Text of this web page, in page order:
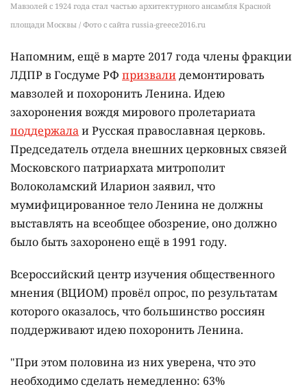
Мавзолей с 1924 года стал частью архитектурного ансамбля Красной
площади Москвы / Фото с сайта russia-greece2016.ru
Напомним, ещё в марте 2017 года члены фракции
ЛДПР в Госдуме РФ призвалидемонтировать
мавзолей и похоронить Ленина. Идею
захоронения вождя мирового пролетариата
поддержалаи Русская православная церковь.
Председатель отдела внешних церковных связей
Московского патриархата митрополит
Волоколамский Иларион заявил, что
мумифицированное тело Ленина не должны
выставлять на всеобщее обозрение, оно должно
было быть захоронено ещё в 1991 году.
Всероссийский центр изучения общественного
мнения (ВЦИОМ) провёл опрос, по результатам
которого оказалось, что большинство россиян
поддерживают идею похоронить Ленина.
"При этом половина из них уверена, что это
необходимо сделать немедленно: 63%